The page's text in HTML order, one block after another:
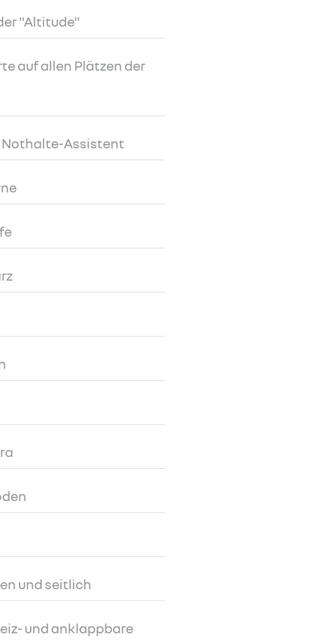
"Altitude"
auf allen Plätzen der
Nothalte-Assistent
und seitlich
und anklappbare